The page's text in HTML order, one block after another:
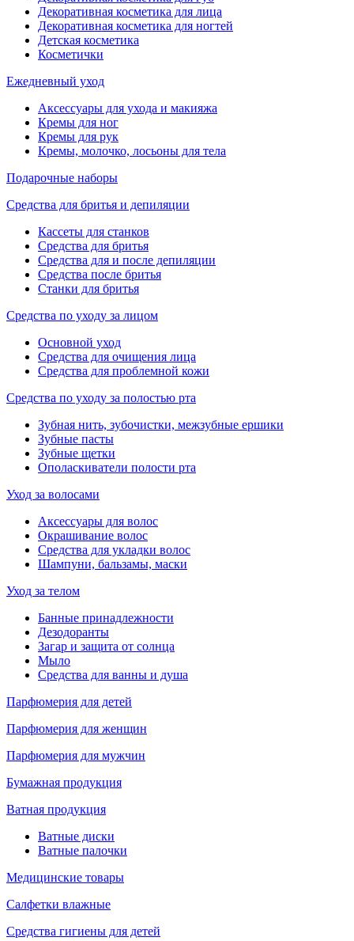
Декоративная косметика для лица
Декоративная косметика для ногтей
Детская косметика
Косметички
Ежедневный уход
Аксессуары для ухода и макияжа
Кремы для ног
Кремы для рук
Кремы, молочко, лосьоны для тела
Подарочные наборы
Средства для бритья и депиляции
Кассеты для станков
Средства для бритья
Средства для и после депиляции
Средства после бритья
Станки для бритья
Средства по уходу за лицом
Основной уход
Средства для очищения лица
Средства для проблемной кожи
Средства по уходу за полостью рта
Зубная нить, зубочистки, межзубные ершики
Зубные пасты
Зубные щетки
Ополаскиватели полости рта
Уход за волосами
Аксессуары для волос
Окрашивание волос
Средства для укладки волос
Шампуни, бальзамы, маски
Уход за телом
Банные принадлежности
Дезодоранты
Загар и защита от солнца
Мыло
Средства для ванны и душа
Парфюмерия для детей
Парфюмерия для женщин
Парфюмерия для мужчин
Бумажная продукция
Ватная продукция
Ватные диски
Ватные палочки
Медицинские товары
Салфетки влажные
Средства гигиены для детей